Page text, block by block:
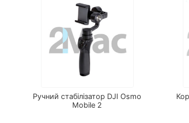
Ручний стабілізатор DJI Osmo
Mobile 2